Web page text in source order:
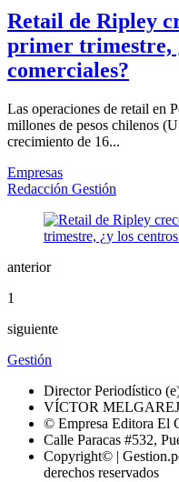
Retail de Ripley
primer trimestre,
comerciales?
Las operaciones de retail en
millones de pesos chilenos
crecimiento de 16...
Empresas
Redacción Gestión
anterior
1
siguiente
Gestión
Director Periodístico
VÍCTOR
© Empresa Editora El
Calle Paracas #532,
Copyright© |
derechos reservados